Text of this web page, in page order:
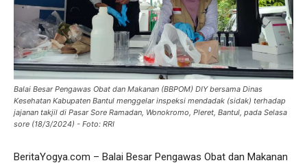
Balai Besar Pengawas Obat dan Makanan (BBPOM) DIY bersama Dinas
Kesehatan Kabupaten Bantul menggelar inspeksi mendadak (sidak) terhadap
jajanan takjil di Pasar Sore Ramadan, Wonokromo, Pleret, Bantul, pada Selasa
sore (18/3/2024) - Foto: RRI
BeritaYogya.com – Balai Besar Pengawas Obat dan Makanan